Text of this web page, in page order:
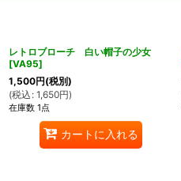
レトロブローチ 白い帽子の少女
[VA95]
1,500円(税別)
(税込 : 1,650円)
在庫数 1点
カートに入れる